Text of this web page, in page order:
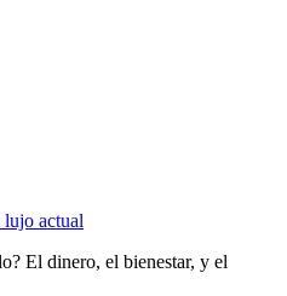
actual
El dinero, el bienestar, y el